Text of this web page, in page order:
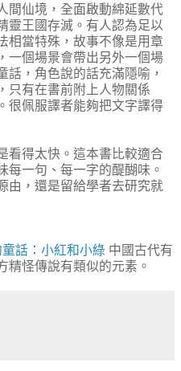
間仙境，全面啟動綿延數代
靈王國存滅。有人認為足以
相當特殊，故事不像是用章
一個場景會帶出另外一個場
話，角色說的話充滿隱喻，
只有在書前附上人物關係
很佩服譯者能夠把文字譯得
看得太快。這本書比較適合
每一句、每一字的醍醐味。
由，還是留給學者去研究就
話：小紅和小綠 中國古代有
精怪傳說有類似的元素。